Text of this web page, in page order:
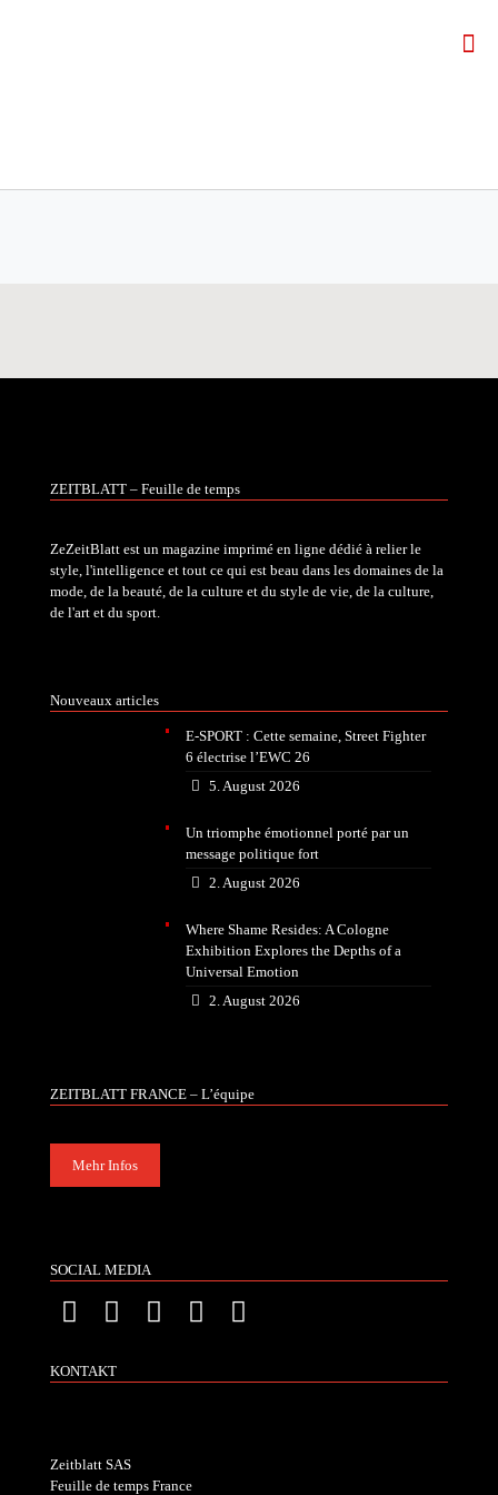
ZEITBLATT – Feuille de temps
ZeZeitBlatt est un magazine imprimé en ligne dédié à relier le
style, l'intelligence et tout ce qui est beau dans les domaines de la
mode, de la beauté, de la culture et du style de vie, de la culture,
de l'art et du sport.
Nouveaux articles
E-SPORT : Cette semaine, Street Fighter
6 électrise l’EWC 26
5. August 2026
Un triomphe émotionnel porté par un
message politique fort
2. August 2026
Where Shame Resides: A Cologne
Exhibition Explores the Depths of a
Universal Emotion
2. August 2026
ZEITBLATT FRANCE – L’équipe
Mehr Infos
SOCIAL MEDIA
KONTAKT
Zeitblatt SAS
Feuille de temps France